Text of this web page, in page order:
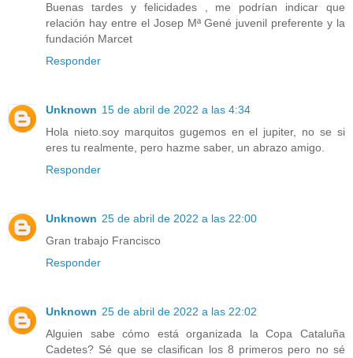
Buenas tardes y felicidades , me podrían indicar que
relación hay entre el Josep Mª Gené juvenil preferente y la
fundación Marcet
Responder
Unknown 15 de abril de 2022 a las 4:34
Hola nieto.soy marquitos gugemos en el jupiter, no se si
eres tu realmente, pero hazme saber, un abrazo amigo.
Responder
Unknown 25 de abril de 2022 a las 22:00
Gran trabajo Francisco
Responder
Unknown 25 de abril de 2022 a las 22:02
Alguien sabe cómo está organizada la Copa Cataluña
Cadetes? Sé que se clasifican los 8 primeros pero no sé